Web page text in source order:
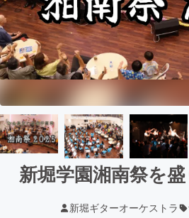
新堀学園湘南祭を
新堀ギターオーケストラ